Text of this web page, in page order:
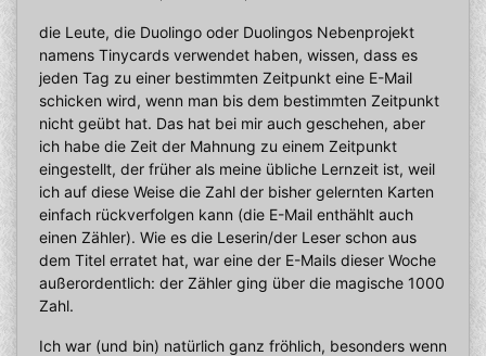
die Leute, die Duolingo oder Duolingos Nebenprojekt
namens Tinycards verwendet haben, wissen, dass es
jeden Tag zu einer bestimmten Zeitpunkt eine E-Mail
schicken wird, wenn man bis dem bestimmten Zeitpunkt
nicht geübt hat. Das hat bei mir auch geschehen, aber
ich habe die Zeit der Mahnung zu einem Zeitpunkt
eingestellt, der früher als meine übliche Lernzeit ist, weil
ich auf diese Weise die Zahl der bisher gelernten Karten
einfach rückverfolgen kann (die E-Mail enthählt auch
einen Zähler). Wie es die Leserin/der Leser schon aus
dem Titel erratet hat, war eine der E-Mails dieser Woche
außerordentlich: der Zähler ging über die magische 1000
Zahl.
Ich war (und bin) natürlich ganz fröhlich, besonders wenn